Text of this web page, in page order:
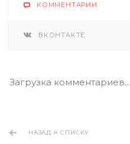
КОММЕНТАРИИ
ВКОНТАКТЕ
Загрузка комментариев...
НАЗАД К СПИСКУ